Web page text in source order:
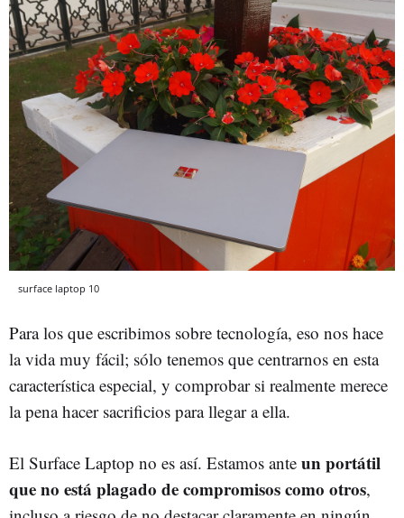
surface laptop 10
Para los que escribimos sobre tecnología, eso nos hace
la vida muy fácil; sólo tenemos que centrarnos en esta
característica especial, y comprobar si realmente merece
la pena hacer sacrificios para llegar a ella.
El Surface Laptop no es así. Estamos ante un portátil
que no está plagado de compromisos como otros,